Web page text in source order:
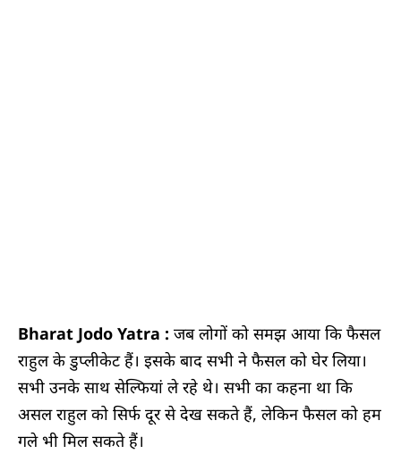
Bharat Jodo Yatra : जब लोगों को समझ आया कि फैसल
राहुल के डुप्लीकेट हैं। इसके बाद सभी ने फैसल को घेर लिया।
सभी उनके साथ सेल्फियां ले रहे थे। सभी का कहना था कि
असल राहुल को सिर्फ दूर से देख सकते हैं, लेकिन फैसल को हम
गले भी मिल सकते हैं।